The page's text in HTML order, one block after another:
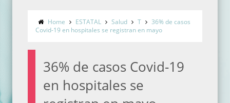
Home ESTATAL Salud T
36% de casos
Covid-19 en hospitales se registran en mayo
36% de casos Covid-19
en hospitales se